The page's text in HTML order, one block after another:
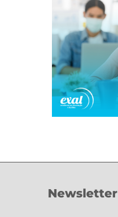
Newsletter